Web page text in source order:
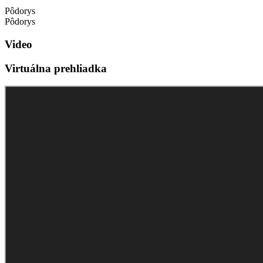
Pôdorys
Pôdorys
Video
Virtuálna prehliadka